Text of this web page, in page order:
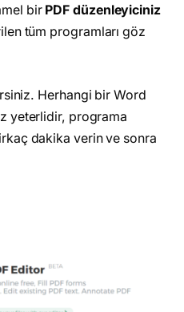
birPDF düzenleyiciniz
tüm programları göz
Herhangi bir Word
yeterlidir, programa
dakika verin ve sonra